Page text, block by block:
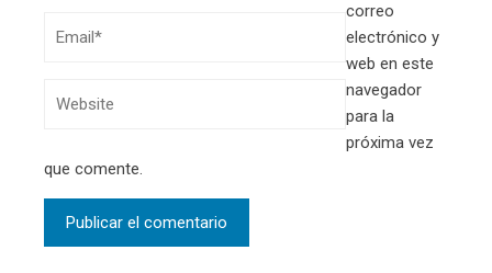
correo
electrónico y
web en este
navegador
para la
próxima vez
que comente.